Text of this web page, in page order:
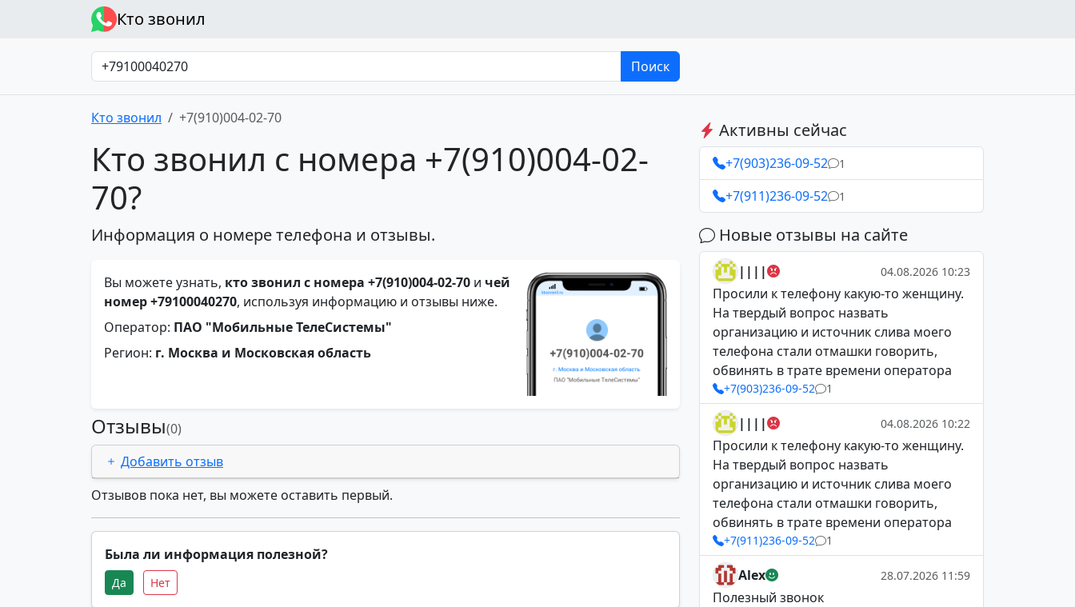
Кто звонил
Поиск
Кто звонил +7(910)004-02-70
Кто звонил с номера +7(910)004-02-
70?
Информация о номере телефона и отзывы.
Вы можете узнать, кто звонил с номера +7(910)004-02-70 и чей
номер +79100040270, используя информацию и отзывы ниже.
Оператор: ПАО "Мобильные ТелеСистемы"
Регион: г. Москва и Московская область
Отзывы(0)
Добавить отзыв
Отзывов пока нет, вы можете оставить первый.
Была ли информация полезной?
Да Нет
Активны сейчас
+7(903)236-09-52 1
+7(911)236-09-52 1
Новые отзывы на сайте
|||| 04.08.2026 10:23
Просили к телефону какую-то женщину.
На твердый вопрос назвать
организацию и источник слива моего
телефона стали отмашки говорить,
обвинять в трате времени оператора
+7(903)236-09-52 1
|||| 04.08.2026 10:22
Просили к телефону какую-то женщину.
На твердый вопрос назвать
организацию и источник слива моего
телефона стали отмашки говорить,
обвинять в трате времени оператора
+7(911)236-09-52 1
Alex 28.07.2026 11:59
Полезный звонок